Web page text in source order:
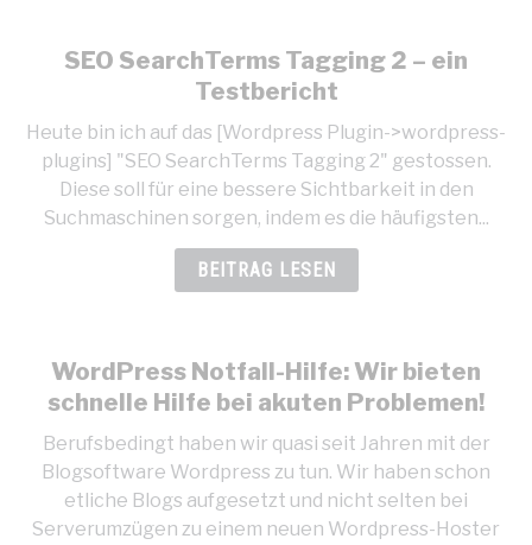
SEO SearchTerms Tagging 2 – ein
Testbericht
Heute bin ich auf das [Wordpress Plugin->wordpress-
plugins] "SEO SearchTerms Tagging 2" gestossen.
Diese soll für eine bessere Sichtbarkeit in den
Suchmaschinen sorgen, indem es die häufigsten...
BEITRAG LESEN
WordPress Notfall-Hilfe: Wir bieten
schnelle Hilfe bei akuten Problemen!
Berufsbedingt haben wir quasi seit Jahren mit der
Blogsoftware Wordpress zu tun. Wir haben schon
etliche Blogs aufgesetzt und nicht selten bei
Serverumzügen zu einem neuen Wordpress-Hoster